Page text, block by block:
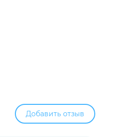
Добавить отзыв